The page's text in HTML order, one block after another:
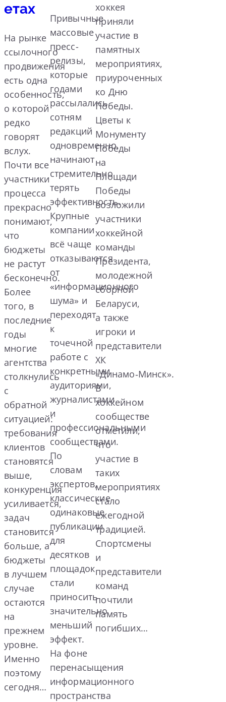
етах
На рынке
ссылочного
продвижения
есть одна
особенность,
о которой
редко
говорят
вслух.
Почти все
участники
процесса
прекрасно
понимают,
что
бюджеты
не растут
бесконечно.
Более
того, в
последние
годы
многие
агентства
столкнулись
с
обратной
ситуацией:
требования
клиентов
становятся
выше,
конкуренция
усиливается,
задач
становится
больше, а
бюджеты
в лучшем
случае
остаются
на
прежнем
уровне.
Именно
поэтому
сегодня…
Привычные
массовые
пресс-
релизы,
которые
годами
рассылались
сотням
редакций
одновременно,
начинают
стремительно
терять
эффективность.
Крупные
компании
всё чаще
отказываются
от
«информационного
шума» и
переходят
к
точечной
работе с
конкретными
аудиториями,
журналистами
и
профессиональными
сообществами.
По
словам
экспертов,
классические
одинаковые
публикации
для
десятков
площадок
стали
приносить
значительно
меньший
эффект.
На фоне
перенасыщения
информационного
пространства
хоккея
приняли
участие в
памятных
мероприятиях,
приуроченных
ко Дню
Победы.
Цветы к
Монументу
Победы
на
Площади
Победы
возложили
участники
хоккейной
команды
Президента,
молодежной
сборной
Беларуси,
а также
игроки и
представители
ХК
«Динамо‑Минск».
В
хоккейном
сообществе
отметили,
что
участие в
таких
мероприятиях
стало
ежегодной
традицией.
Спортсмены
и
представители
команд
почтили
память
погибших…